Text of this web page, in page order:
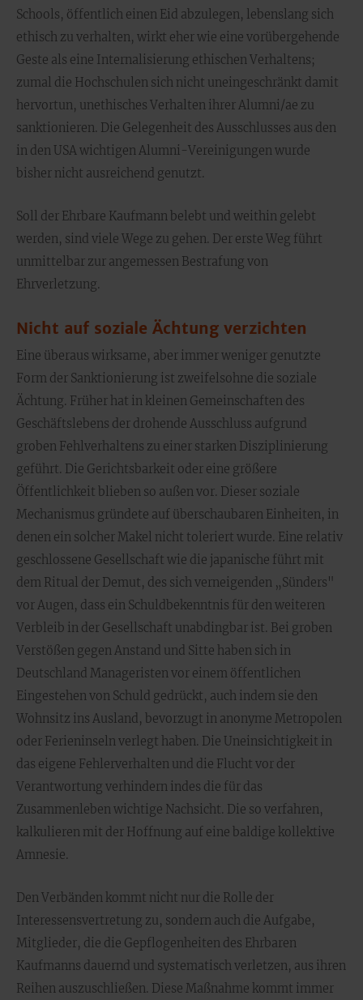
Schools, öffentlich einen Eid abzulegen, lebenslang sich
ethisch zu verhalten, wirkt eher wie eine vorübergehende
Geste als eine Internalisierung ethischen Verhaltens;
zumal die Hochschulen sich nicht uneingeschränkt damit
hervortun, unethisches Verhalten ihrer Alumni/ae zu
sanktionieren. Die Gelegenheit des Ausschlusses aus den
in den USA wichtigen Alumni-Vereinigungen wurde
bisher nicht ausreichend genutzt.
Soll der Ehrbare Kaufmann belebt und weithin gelebt
werden, sind viele Wege zu gehen. Der erste Weg führt
unmittelbar zur angemessen Bestrafung von
Ehrverletzung.
Nicht auf soziale Ächtung verzichten
Eine überaus wirksame, aber immer weniger genutzte
Form der Sanktionierung ist zweifelsohne die soziale
Ächtung. Früher hat in kleinen Gemeinschaften des
Geschäftslebens der drohende Ausschluss aufgrund
groben Fehlverhaltens zu einer starken Disziplinierung
geführt. Die Gerichtsbarkeit oder eine größere
Öffentlichkeit blieben so außen vor. Dieser soziale
Mechanismus gründete auf überschaubaren Einheiten, in
denen ein solcher Makel nicht toleriert wurde. Eine relativ
geschlossene Gesellschaft wie die japanische führt mit
dem Ritual der Demut, des sich verneigenden „Sünders"
vor Augen, dass ein Schuldbekenntnis für den weiteren
Verbleib in der Gesellschaft unabdingbar ist. Bei groben
Verstößen gegen Anstand und Sitte haben sich in
Deutschland Manageristen vor einem öffentlichen
Eingestehen von Schuld gedrückt, auch indem sie den
Wohnsitz ins Ausland, bevorzugt in anonyme Metropolen
oder Ferieninseln verlegt haben. Die Uneinsichtigkeit in
das eigene Fehlerverhalten und die Flucht vor der
Verantwortung verhindern indes die für das
Zusammenleben wichtige Nachsicht. Die so verfahren,
kalkulieren mit der Hoffnung auf eine baldige kollektive
Amnesie.
Den Verbänden kommt nicht nur die Rolle der
Interessensvertretung zu, sondern auch die Aufgabe,
Mitglieder, die die Gepflogenheiten des Ehrbaren
Kaufmanns dauernd und systematisch verletzen, aus ihren
Reihen auszuschließen. Diese Maßnahme kommt immer